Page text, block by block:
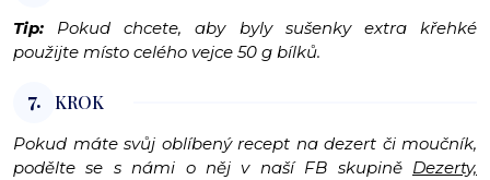
Tip: Pokud chcete, aby byly sušenky extra křehké
použijte místo celého vejce 50 g bílků.
7. KROK
Pokud máte svůj oblíbený recept na dezert či moučník,
podělte se s námi o něj v naší FB skupině Dezerty,